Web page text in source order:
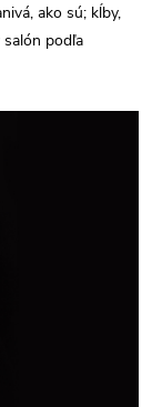
ako sú; kĺby,
podľa